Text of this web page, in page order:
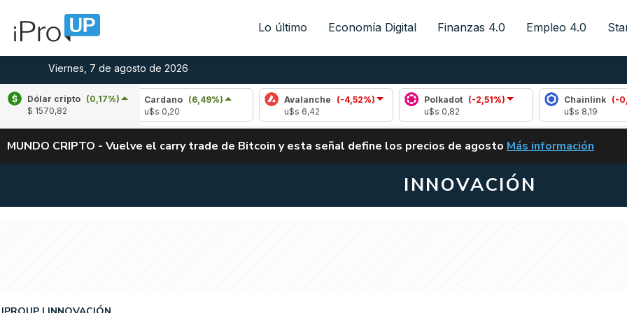
Lo último Economía Digital Finanzas 4.0 Empleo 4.0
Viernes, 7 de agosto de 2026
Dólar cripto (0,17%)
$ 1570,82
Cardano
(6,49%)
Avalanche (-4,52%)
Polkadot (-2,51%)
Chainlink
(-0,06%)
ALERTA
MUNDO CRIPTO - Vuelve el carry trade de Bitcoin y esta señal define los precios de agosto VUELVE EL CARRY
Más información
INNOVACIÓN